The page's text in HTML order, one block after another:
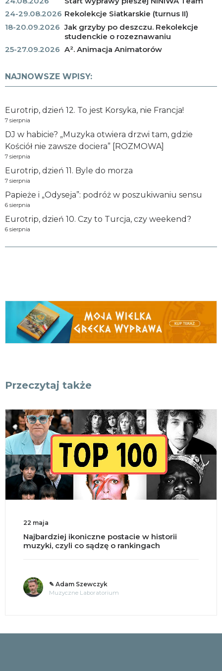
24-29.08.2026 Rekolekcje Siatkarskie (turnus II)
18-20.09.2026 Jak grzyby po deszczu. Rekolekcje
studenckie o rozeznawaniu
25-27.09.2026 A². Animacja Animatorów
NAJNOWSZE WPISY:
Eurotrip, dzień 12. To jest Korsyka, nie Francja!
7 sierpnia
DJ w habicie? „Muzyka otwiera drzwi tam, gdzie
Kościół nie zawsze dociera” [ROZMOWA]
7 sierpnia
Eurotrip, dzień 11. Byle do morza
7 sierpnia
Papieże i „Odyseja”: podróż w poszukiwaniu sensu
6 sierpnia
Eurotrip, dzień 10. Czy to Turcja, czy weekend?
6 sierpnia
Przeczytaj także
22 maja
Najbardziej ikoniczne postacie w historii
muzyki, czyli co sądzę o rankingach
✎ Adam Szewczyk
Muzyczne Laboratorium